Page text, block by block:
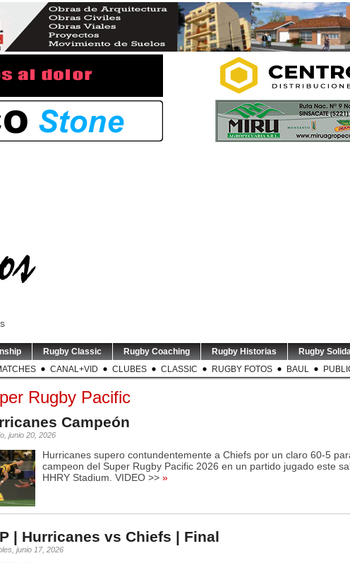
Rugby Classic Rugby Coaching Rugby Historias Rugby
CANAL+VID CLUBES CLASSIC RUGBY FOTOS BAUL
Rugby Pacific
Campeón
junio 20, 2026
Hurricanes supero contundentemente a Chiefs por un claro 60-5
campeon del Super Rugby Pacific 2026 en un partido jugado este
HHRY Stadium. VIDEO >> »
| Hurricanes vs Chiefs | Final
junio 17, 2026